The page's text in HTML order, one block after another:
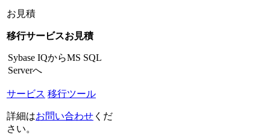
お見積
移行サービスお見積
Sybase IQからMS SQL
Serverへ
サービス 移行ツール
詳細はお問い合わせ くだ
さい。